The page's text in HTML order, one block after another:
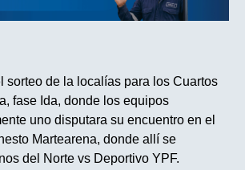
sorteo de la localías para los Cuartos
fase Ida, donde los equipos
uno disputara su encuentro en el
Martearena, donde allí se
del Norte vs Deportivo YPF.